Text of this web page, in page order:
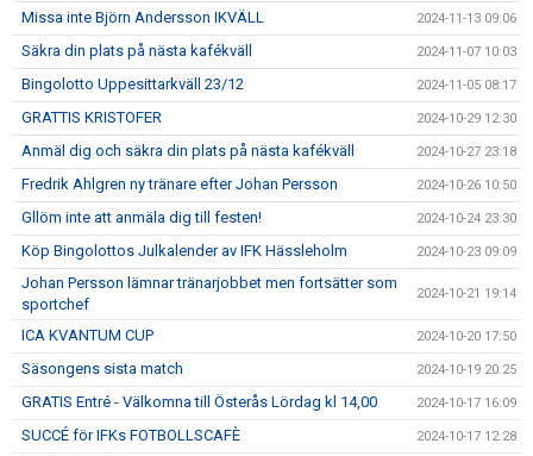
Missa inte Björn Andersson IKVÄLL 2024-11-13 09:06
Säkra din plats på nästa kafékväll 2024-11-07 10:03
Bingolotto Uppesittarkväll 23/12 2024-11-05 08:17
GRATTIS KRISTOFER 2024-10-29 12:30
Anmäl dig och säkra din plats på nästa kafékväll 2024-10-27 23:18
Fredrik Ahlgren ny tränare efter Johan Persson 2024-10-26 10:50
Gllöm inte att anmäla dig till festen! 2024-10-24 23:30
Köp Bingolottos Julkalender av IFK Hässleholm 2024-10-23 09:09
Johan Persson lämnar tränarjobbet men fortsätter som
sportchef
2024-10-21 19:14
ICA KVANTUM CUP 2024-10-20 17:50
Säsongens sista match 2024-10-19 20:25
GRATIS Entré - Välkomna till Österås Lördag kl 14,00 2024-10-17 16:09
SUCCÉ för IFKs FOTBOLLSCAFÈ 2024-10-17 12:28